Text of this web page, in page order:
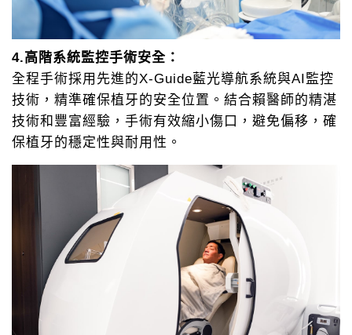
4.高階系統監控手術安全：
全程手術採用先進的X-Guide藍光導航系統與AI監控
技術，精準確保植牙的安全位置。結合賴醫師的精湛
技術和豐富經驗，手術有效縮小傷口，避免偏移，確
保植牙的穩定性與耐用性。